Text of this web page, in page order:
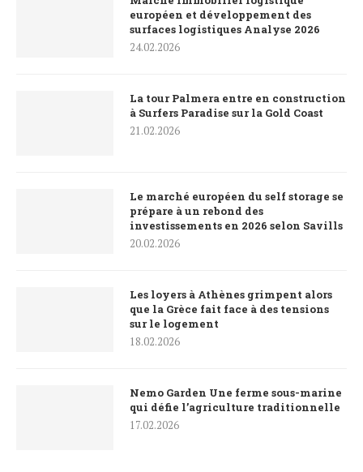
européen et développement des
surfaces logistiques Analyse 2026
24.02.2026
La tour Palmera entre en construction
à Surfers Paradise sur la Gold Coast
21.02.2026
Le marché européen du self storage se
prépare à un rebond des
investissements en 2026 selon Savills
20.02.2026
Les loyers à Athènes grimpent alors
que la Grèce fait face à des tensions
sur le logement
18.02.2026
Nemo Garden Une ferme sous-marine
qui défie l’agriculture traditionnelle
17.02.2026